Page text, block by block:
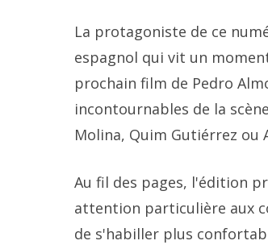
La protagoniste de ce
espagnol qui vit un
prochain film de Pedro
incontournables de la
Molina, Quim Gutiérrez ou
Au fil des pages, l'édition
attention particulière aux
de s'habiller plus